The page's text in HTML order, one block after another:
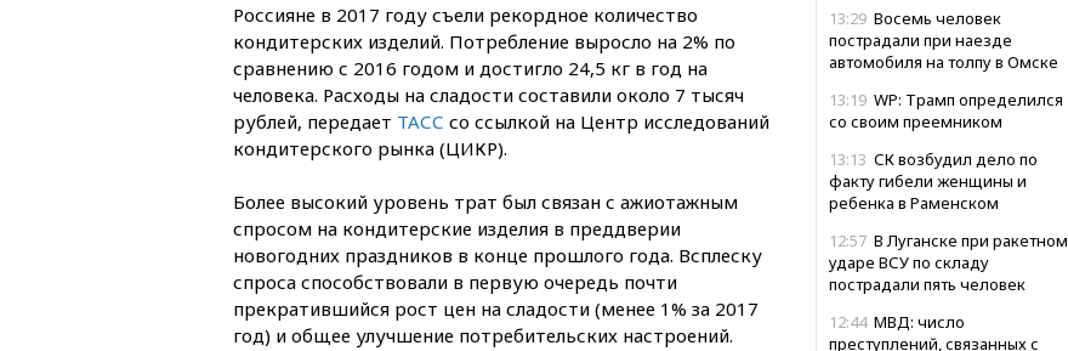
13:29 Восемь человек
пострадали при наезде
автомобиля на толпу в Омске
13:19 WP: Трамп определился
со своим преемником
13:13 СК возбудил дело по
факту гибели женщины и
ребенка в Раменском
12:57 В Луганске при ракетном
ударе ВСУ по складу
пострадали пять человек
12:44 МВД: число
преступлений, связанных с
Россияне в 2017 году съели рекордное количество
кондитерских изделий. Потребление выросло на 2% по
сравнению с 2016 годом и достигло 24,5 кг в год на
человека. Расходы на сладости составили около 7 тысяч
рублей, передает ТАСС со ссылкой на Центр исследований
кондитерского рынка (ЦИКР).
Более высокий уровень трат был связан с ажиотажным
спросом на кондитерские изделия в преддверии
новогодних праздников в конце прошлого года. Всплеску
спроса способствовали в первую очередь почти
прекратившийся рост цен на сладости (менее 1% за 2017
год) и общее улучшение потребительских настроений.